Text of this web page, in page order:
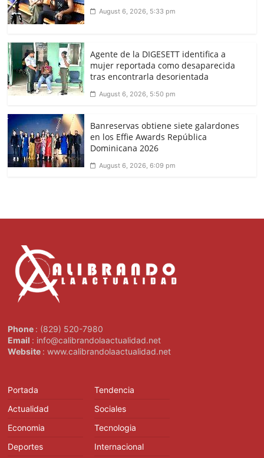
August 6, 2026, 5:33 pm
Agente de la DIGESETT identifica a
mujer reportada como desaparecida
tras encontrarla desorientada
August 6, 2026, 5:50 pm
Banreservas obtiene siete galardones
en los Effie Awards República
Dominicana 2026
August 6, 2026, 6:09 pm
Phone : (829) 520-7980
Email : info@calibrandolaactualidad.net
Website : www.calibrandolaactualidad.net
Portada
Actualidad
Economia
Deportes
Tendencia
Sociales
Tecnologia
Internacional